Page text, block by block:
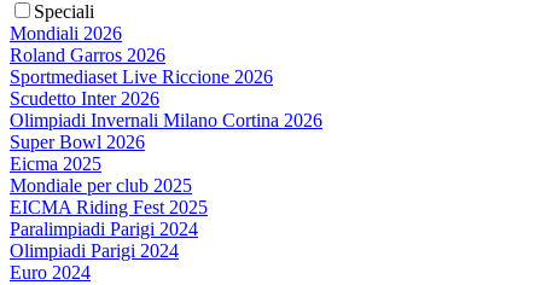
Speciali
Mondiali 2026
Roland Garros 2026
Sportmediaset Live Riccione 2026
Scudetto Inter 2026
Olimpiadi Invernali Milano Cortina 2026
Super Bowl 2026
Eicma 2025
Mondiale per club 2025
EICMA Riding Fest 2025
Paralimpiadi Parigi 2024
Olimpiadi Parigi 2024
Euro 2024